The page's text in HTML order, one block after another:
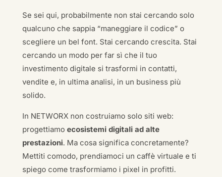
Se sei qui, probabilmente non stai cercando solo
qualcuno che sappia “maneggiare il codice” o
scegliere un bel font. Stai cercando crescita. Stai
cercando un modo per far sì che il tuo
investimento digitale si trasformi in contatti,
vendite e, in ultima analisi, in un business più
solido.
In NETWORX non costruiamo solo siti web:
progettiamo ecosistemi digitali ad alte
prestazioni. Ma cosa significa concretamente?
Mettiti comodo, prendiamoci un caffè virtuale e ti
spiego come trasformiamo i pixel in profitti.